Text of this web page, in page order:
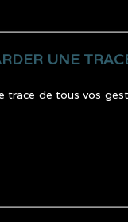
UNE
de tous vos